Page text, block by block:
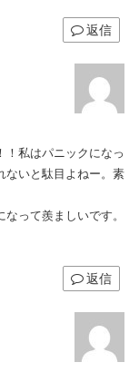
返信
！私はパニックになっ
ないと駄目よねー。素
って羨ましいです。
返信